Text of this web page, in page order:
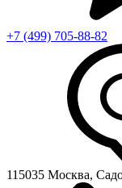
+7 (499) 705-88-82
115035 Москва,